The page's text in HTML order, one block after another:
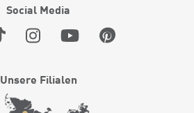
Social Media
Unsere Filialen